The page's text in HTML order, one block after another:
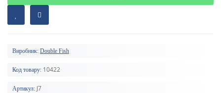
Виробник: Double Fish
Код товару: 10422
Артикул: J7